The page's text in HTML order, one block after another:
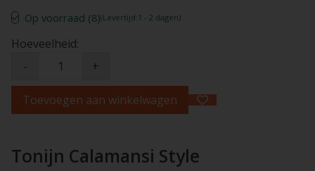
Op voorraad (8)(Levertijd:1 - 2 dagen)
Hoeveelheid:
-
+
Toevoegen aan winkelwagen
Tonijn Calamansi Style